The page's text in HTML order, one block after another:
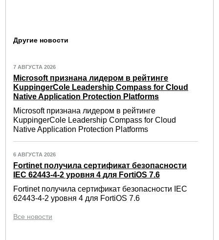
Другие новости
7 АВГУСТА 2026
Microsoft признана лидером в рейтинге
KuppingerCole Leadership Compass for Cloud
Native Application Protection Platforms
Microsoft признана лидером в рейтинге
KuppingerCole Leadership Compass for Cloud
Native Application Protection Platforms
6 АВГУСТА 2026
Fortinet получила сертификат безопасности
IEC 62443-4-2 уровня 4 для FortiOS 7.6
Fortinet получила сертификат безопасности IEC
62443-4-2 уровня 4 для FortiOS 7.6
Все новости